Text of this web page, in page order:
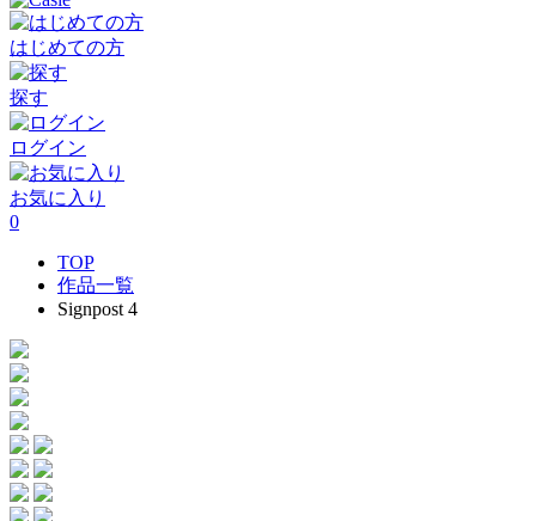
はじめての方
探す
ログイン
お気に入り
0
TOP
作品一覧
Signpost 4